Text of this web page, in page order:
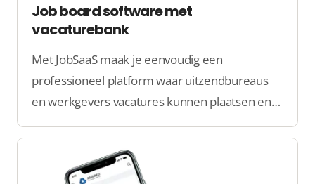
Job board software met
vacaturebank
Met JobSaaS maak je eenvoudig een
professioneel platform waar uitzendbureaus
en werkgevers vacatures kunnen plaatsen en
kandidaten gemakkelijk de perfecte baan
kunnen vinden.